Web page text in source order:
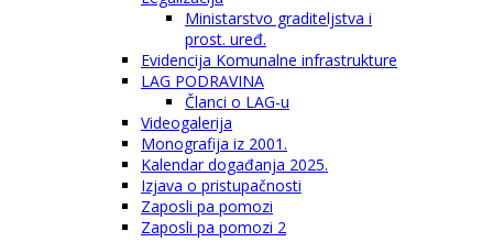
Ministarstvo graditeljstva i
prost. uređ.
Evidencija Komunalne infrastrukture
LAG PODRAVINA
Članci o LAG-u
Videogalerija
Monografija iz 2001.
Kalendar događanja 2025.
Izjava o pristupačnosti
Zaposli pa pomozi
Zaposli pa pomozi 2